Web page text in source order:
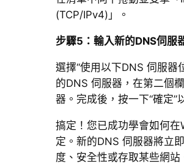
(TCP/IPv4)」。
步驟5：輸入新的DNS伺服
選擇“使用以下DNS 伺服器
的DNS 伺服器，在第二個
器。完成後，按一下“確定”
搞定！您已成功學會如何
定。新的DNS 伺服器將立
度、安全性或存取某些網站